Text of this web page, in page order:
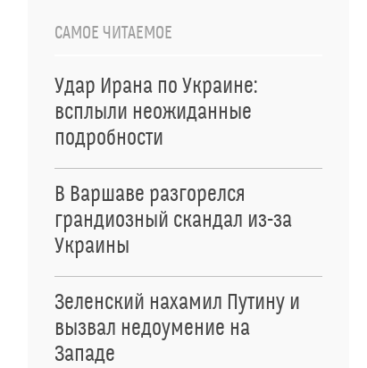
САМОЕ ЧИТАЕМОЕ
Удар Ирана по Украине:
всплыли неожиданные
подробности
В Варшаве разгорелся
грандиозный скандал из-за
Украины
Зеленский нахамил Путину и
вызвал недоумение на
Западе